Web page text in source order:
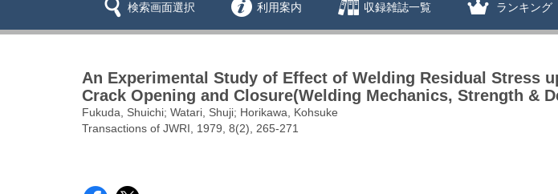
検索画面選択 利用案内 収録雑誌一覧 ランキング
An Experimental Study of Effect of Welding Residual Stress
Crack Opening and Closure(Welding Mechanics, Strength &
Fukuda, Shuichi; Watari, Shuji; Horikawa, Kohsuke
Transactions of JWRI, 1979, 8(2), 265-271